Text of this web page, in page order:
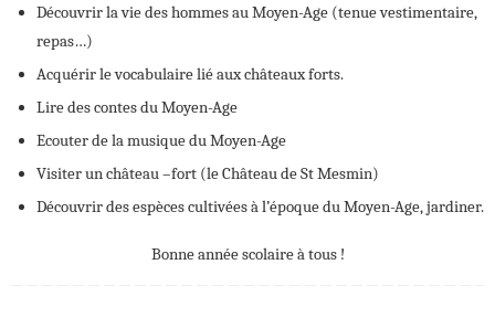
Découvrir la vie des hommes au Moyen-Age (tenue vestimentaire,
repas…)
Acquérir le vocabulaire lié aux châteaux forts.
Lire des contes du Moyen-Age
Ecouter de la musique du Moyen-Age
Visiter un château –fort (le Château de St Mesmin)
Découvrir des espèces cultivées à l’époque du Moyen-Age, jardiner.
Bonne année scolaire à tous !